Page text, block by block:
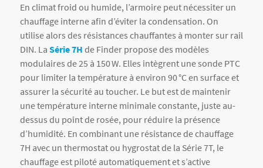
En climat froid ou humide, l’armoire peut nécessiter un
chauffage interne afin d’éviter la condensation. On
utilise alors des résistances chauffantes à monter sur rail
DIN. La Série 7H de Finder propose des modèles
modulaires de 25 à 150 W. Elles intègrent une sonde PTC
pour limiter la température à environ 90 °C en surface et
assurer la sécurité au toucher. Le but est de maintenir
une température interne minimale constante, juste au-
dessus du point de rosée, pour réduire la présence
d’humidité. En combinant une résistance de chauffage
7H avec un thermostat ou hygrostat de la Série 7T, le
chauffage est piloté automatiquement et s’active